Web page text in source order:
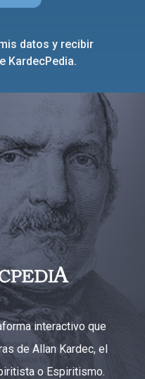
datos y recibir
KardecPedia.
interactivo que
de Allan Kardec, el
o Espiritismo.